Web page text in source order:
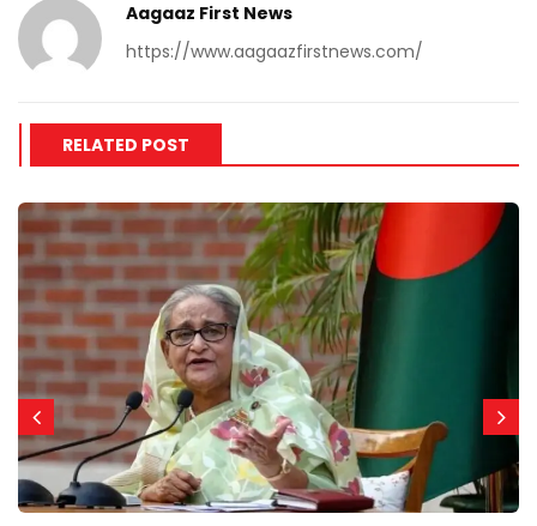
Aagaaz First News
https://www.aagaazfirstnews.com/
RELATED POST